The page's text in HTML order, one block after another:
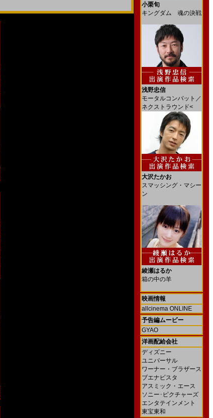
小栗旬
キングダム 魂の決戦
浅野忠信
モータルコンバット／
ネクストラウンド<
大沢たかお
スマッシング・マシー
ン
綾瀬はるか
箱の中の羊
映画情報
allcinema ONLINE
予告編ムービー
GYAO
洋画配給会社
ディズニー
ユニバーサル
ワーナー・ブラザース
ブエナビスタ
アスミック・エース
ソニー･ピクチャーズ
エンタテインメント
東宝東和